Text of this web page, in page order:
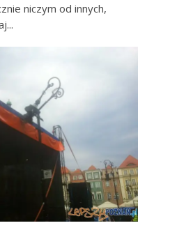
niczym od innych,